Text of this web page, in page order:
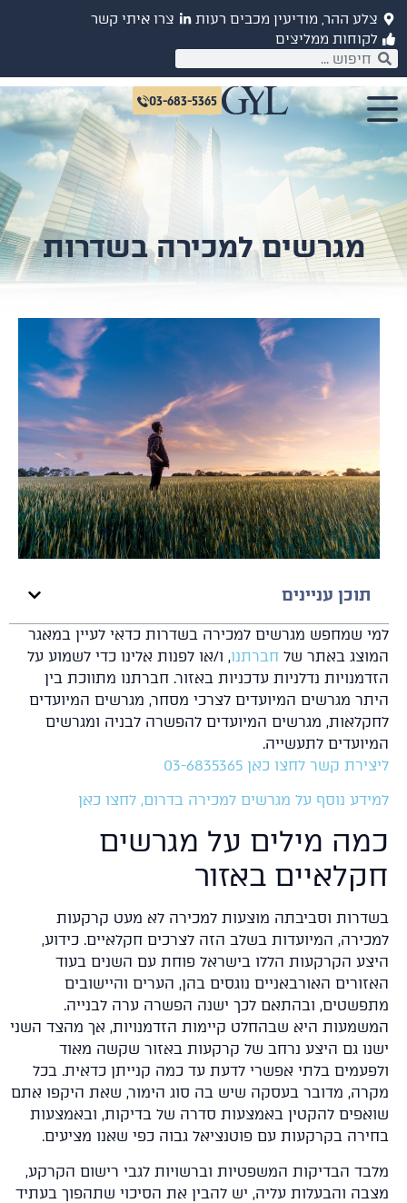
ההר, מודיעין מכבים רעות
צרו איתי קשר
ממליצים
03-683-5365
מגרשים למכירה בשדרות
תוכן עניינים
שמחפש מגרשים למכירה בשדרות כדאי לעיין במאגר
באתר שלחברתנו, ו/או לפנות אלינו כדי לשמוע על
נדלניות עדכניות באזור. חברתנו מתווכת בין
מגרשים המיועדים לצרכי מסחר, מגרשים המיועדים
מגרשים המיועדים להפשרה לבניה ומגרשים
לתעשייה.
קשר לחצו כאן 03-6835365
נוסף על מגרשים למכירה בדרום, לחצו כאן
מילים על מגרשים
באזור
וסביבתה מוצעות למכירה לא מעט קרקעות
המיועדות בשלב הזה לצרכים חקלאיים. כידוע,
הקרקעות הללו בישראל פוחת עם השנים בעוד
האורבאניים נוגסים בהן, הערים והיישובים
ובהתאם לכך ישנה הפשרה ערה לבנייה.
היא שבהחלט קיימות הזדמנויות, אך מהצד השני
גם היצע נרחב של קרקעות באזור שקשה מאוד
בלתי אפשרי לדעת עד כמה קנייתן כדאית. בכל
מדובר בעסקה שיש בה סוג הימור, שאת היקפו אתם
להקטין באמצעות סדרה של בדיקות, ובאמצעות
בקרקעות עם פוטנציאל גבוה כפי שאנו מציעים.
הבדיקות המשפטיות וברשויות לגבי רישום הקרקע,
והבעלות עליה, יש להבין את הסיכוי שתהפוך בעתיד